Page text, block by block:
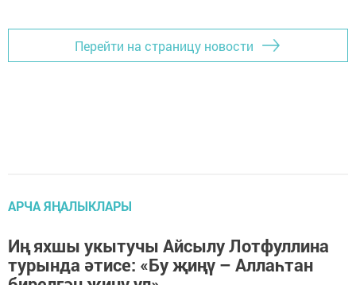
Перейти на страницу новости
АРЧА ЯҢАЛЫКЛАРЫ
Иң яхшы укытучы Айсылу Лотфуллина
турында әтисе: «Бу җиңү – Аллаһтан